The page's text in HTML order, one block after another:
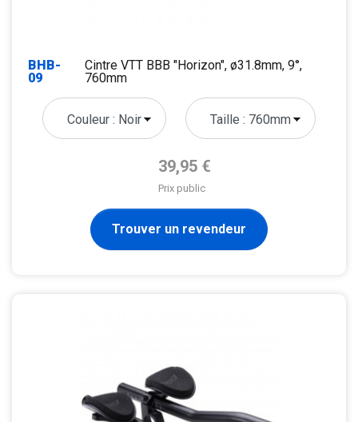
BHB-
09
Cintre VTT BBB "Horizon", ø31.8mm, 9°,
760mm
Prix de base
39,95 €
Prix public
Trouver un revendeur